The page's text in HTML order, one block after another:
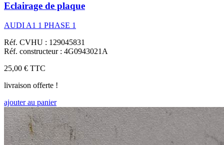
Eclairage de plaque
AUDI A1 1 PHASE 1
Réf. CVHU : 129045831
Réf. constructeur : 4G0943021A
25,00 € TTC
livraison offerte !
ajouter au panier